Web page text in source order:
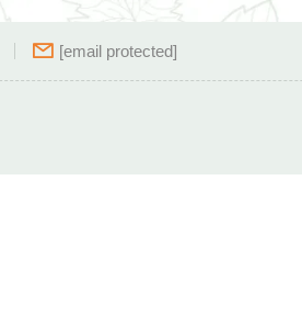
[email protected]